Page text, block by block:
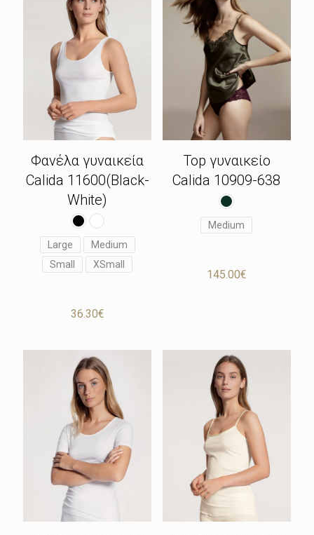
Φανέλα γυναικεία
Calida 11600(Black-
White)
Large
Medium
Small
XSmall
36.30€
Top γυναικείο
Calida 10909-638
Medium
145.00€